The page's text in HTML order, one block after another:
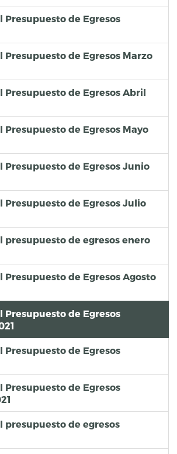
Presupuesto de Egresos
Presupuesto de Egresos Marzo
Presupuesto de Egresos Abril
Presupuesto de Egresos Mayo
Presupuesto de Egresos Junio
Presupuesto de Egresos Julio
presupuesto de egresos enero
Presupuesto de Egresos Agosto
Presupuesto de Egresos
Presupuesto de Egresos
Presupuesto de Egresos
presupuesto de egresos